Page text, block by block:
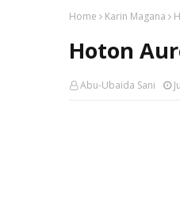
Home Karin Magana
Hoton
Abu-Ubaida Sani